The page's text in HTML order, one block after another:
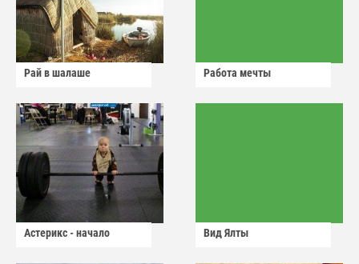
Рай в шалаше Работа мечты
Астерикс - начало Вид Ялты